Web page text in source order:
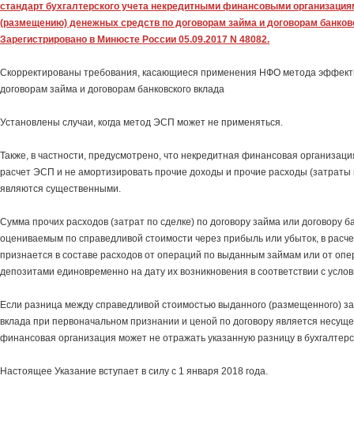
стандарт бухгалтерского учета некредитными финансовыми
(размещению) денежных средств по договорам займа и договорам
Зарегистрировано в Минюсте России 05.09.2017 N 48082.
Скорректированы требования, касающиеся применения НФО метода
договорам займа и договорам банковского вклада
Установлены случаи, когда метод ЭСП может не применяться.
Также, в частности, предусмотрено, что некредитная финансовая
расчет ЭСП и не амортизировать прочие доходы и прочие расходы (затраты
являются существенными.
Сумма прочих расходов (затрат по сделке) по договору займа или договору
оцениваемым по справедливой стоимости через прибыль или убыток, в
признается в составе расходов от операций по выданным займам или от
депозитами единовременно на дату их возникновения в соответствии с
Если разница между справедливой стоимостью выданного (размещенного)
вклада при первоначальном признании и ценой по договору является
финансовая организация может не отражать указанную разницу в
Настоящее Указание вступает в силу с 1 января 2018 года.